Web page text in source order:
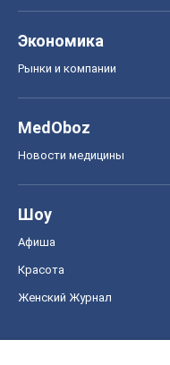
Экономика
Рынки и компании
MedOboz
Новости медицины
Шоу
Афиша
Красота
Женский Журнал